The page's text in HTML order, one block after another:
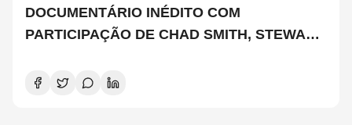
DOCUMENTÁRIO INÉDITO COM
PARTICIPAÇÃO DE CHAD SMITH, STEWART